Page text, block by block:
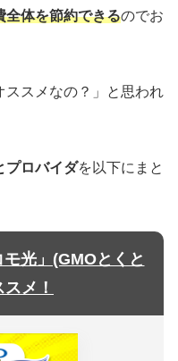
全体を節約できるのでお
ススメなの？」と思われ
プロバイダを以下にまと
光」(GMOとくと
メ！